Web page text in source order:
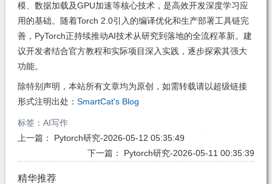
模、数据加载及GPU加速等核心技术，是高效开发深度学习应
用的基础。随着Torch 2.0引入的编译优化和生产部署工具链完
善，PyTorch正持续推动AI技术从研究到落地的全流程革新。建
议开发者结合官方教程和实际项目深入实践，逐步探索其强大
功能。
除特别声明，本站所有文章均为原创，如需转载请以超级链接
形式注明出处： SmartCat's Blog
标签： AI写作
上一篇： Pytorch研究-2026-05-12 05:35:49
下一篇： Pytorch研究-2026-05-11 00:35:39
精华推荐